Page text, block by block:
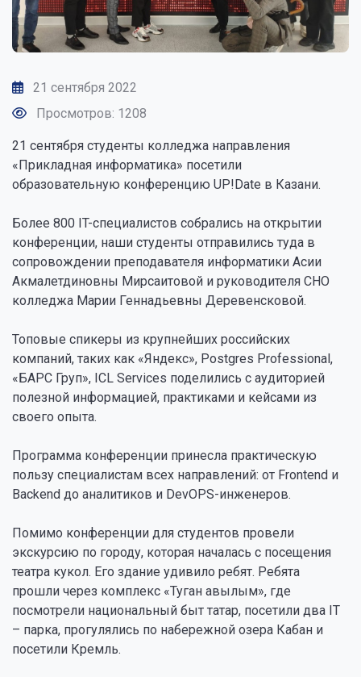
21 сентября 2022
Просмотров: 1208
21 сентября студенты колледжа направления
«Прикладная информатика» посетили
образовательную конференцию UP!Date в Казани.
Более 800 IT-специалистов собрались на открытии
конференции, наши студенты отправились туда в
сопровождении преподавателя информатики Асии
Акмалетдиновны Мирсаитовой и руководителя СНО
колледжа Марии Геннадьевны Деревенсковой.
Топовые спикеры из крупнейших российских
компаний, таких как «Яндекс», Postgres Professional,
«БАРС Груп», ICL Services поделились с аудиторией
полезной информацией, практиками и кейсами из
своего опыта.
Программа конференции принесла практическую
пользу специалистам всех направлений: от Frontend и
Backend до аналитиков и DevOPS-инженеров.
Помимо конференции для студентов провели
экскурсию по городу, которая началась с посещения
театра кукол. Его здание удивило ребят. Ребята
прошли через комплекс «Туган авылым», где
посмотрели национальный быт татар, посетили два IT
– парка, прогулялись по набережной озера Кабан и
посетили Кремль.